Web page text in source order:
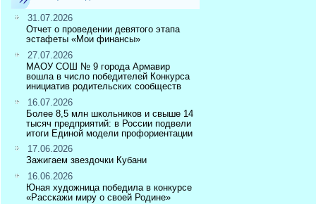
31.07.2026
Отчет о проведении девятого этапа
эстафеты «Мои финансы»
27.07.2026
МАОУ СОШ № 9 города Армавир
вошла в число победителей Конкурса
инициатив родительских сообществ
16.07.2026
Более 8,5 млн школьников и свыше 14
тысяч предприятий: в России подвели
итоги Единой модели профориентации
17.06.2026
Зажигаем звездочки Кубани
16.06.2026
Юная художница победила в конкурсе
«Расскажи миру о своей Родине»